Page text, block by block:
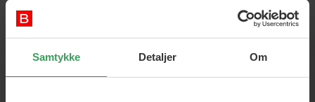
Samtykke Detaljer Om